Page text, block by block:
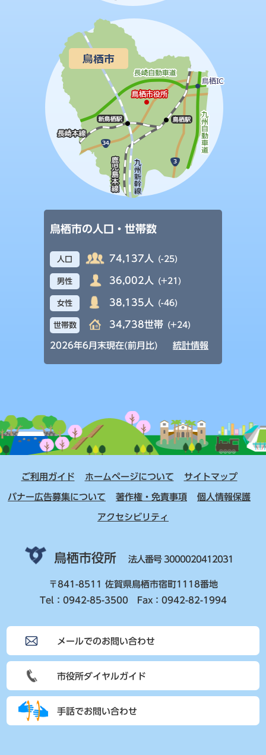
鳥栖市の人口・世帯数
人口 74,137人 (-25)
男性 36,002人 (+21)
女性 38,135人 (-46)
世帯数 34,738世帯 (+24)
2026年6月末現在(前月比) 統計情報
ご利用ガイド ホームページについて サイトマップ
バナー広告募集について 著作権・免責事項 個人情報保護
アクセシビリティ
鳥栖市役所 法人番号 3000020412031
〒841-8511 佐賀県鳥栖市宿町1118番地
Tel：0942-85-3500 Fax：0942-82-1994
メールでのお問い合わせ
市役所ダイヤルガイド
手話でお問い合わせ